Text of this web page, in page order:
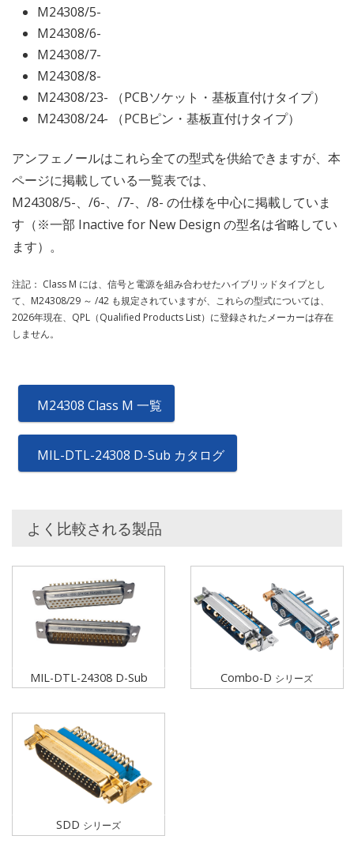
M24308/5-
M24308/6-
M24308/7-
M24308/8-
M24308/23- （PCBソケット・基板直付けタイプ）
M24308/24- （PCBピン・基板直付けタイプ）
アンフェノールはこれら全ての型式を供給できますが、本
ページに掲載している一覧表では、
M24308/5-、/6-、/7-、/8- の仕様を中心に掲載していま
す（※一部 Inactive for New Design の型名は省略してい
ます）。
注記： Class M には、信号と電源を組み合わせたハイブリッドタイプとし
て、M24308/29 ～ /42 も規定されていますが、これらの型式については、
2026年現在、QPL（Qualified Products List）に登録されたメーカーは存在
しません。
M24308 Class M 一覧
MIL-DTL-24308 D-Sub カタログ
よく比較される製品
MIL-DTL-24308 D-Sub Combo-D シリーズ
SDD シリーズ